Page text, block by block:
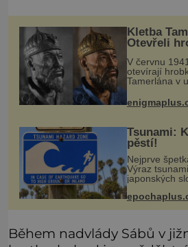
Kletba
Otevřeli
Náhoda,
V červnu
otevírají
Tamerlána v
nacistické
Barbarossa a
Tsunami:
pěstí!
Nejprve
Výraz
japonských
(vlna). Jedná
která je na
Během nadvlády Sábů v